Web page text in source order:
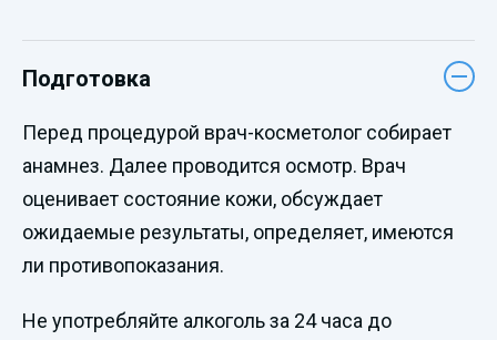
Подготовка
Перед процедурой врач-косметолог собирает
анамнез. Далее проводится осмотр. Врач
оценивает состояние кожи, обсуждает
ожидаемые результаты, определяет, имеются
ли противопоказания.
Не употребляйте алкоголь за 24 часа до